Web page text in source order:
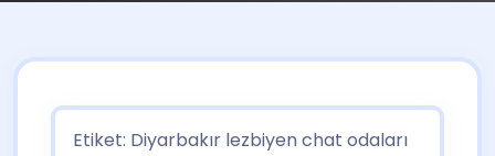
Etiket: Diyarbakır lezbiyen chat odaları